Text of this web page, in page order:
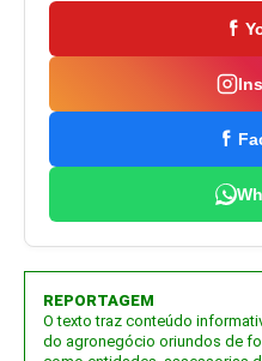
REPORTAGEM
O texto traz conteúdo
do agronegócio oriundos de